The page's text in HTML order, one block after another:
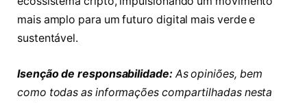
mais amplo para um futuro digital mais verde e
sustentável.
Isenção de responsabilidade: As opiniões, bem
como todas as informações compartilhadas nesta